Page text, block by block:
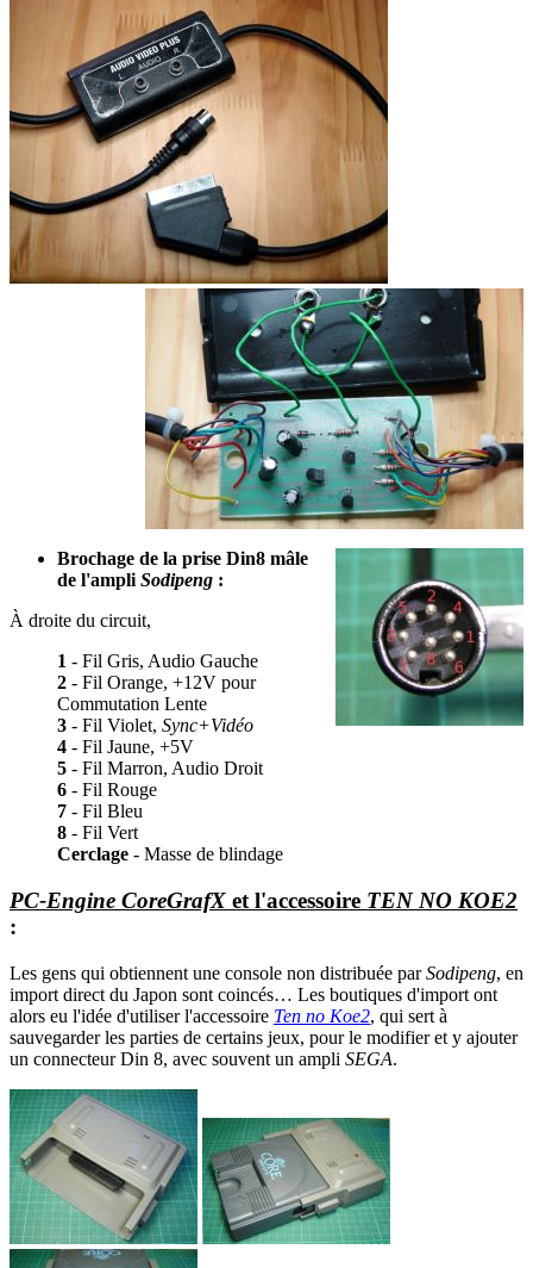
Brochage de la prise Din8 mâle
de l'ampliSodipeng :
À droite du circuit,
1 - Fil Gris, Audio Gauche
2 - Fil Orange, +12V pour
Commutation Lente
3 - Fil Violet, Sync+Vidéo
4 - Fil Jaune, +5V
5 - Fil Marron, Audio Droit
6 - Fil Rouge
7 - Fil Bleu
8 - Fil Vert
Cerclage - Masse de blindage
PC-Engine CoreGrafX et l'accessoire TEN NO KOE2
:
Les gens qui obtiennent une console non distribuée parSodipeng, en
import direct du Japon sont coincés… Les boutiques d'import ont
alors eu l'idée d'utiliser l'accessoire Ten no Koe2, qui sert à
sauvegarder les parties de certains jeux, pour le modifier et y ajouter
un connecteur Din 8, avec souvent un ampli SEGA.